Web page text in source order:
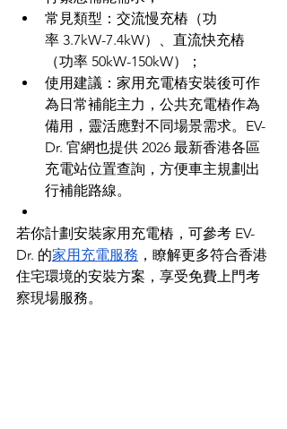
常見類型：交流慢充樁（功
率 3.7kW-7.4kW）、直流快充樁
（功率 50kW-150kW）；
使用建議：家用充電樁安裝後可作
為日常補能主力，公共充電樁作為
備用，靈活應對不同場景需求。EV-
Dr. 官網也提供 2026 最新香港各區
充電站位置查詢，方便車主規劃出
行補能路線。
若你計劃安裝家用充電樁，可參考 EV-
Dr. 的家用充電服務 ，瞭解更多符合香港
住宅環境的安裝方案，享受免費上門考
察現場服務。